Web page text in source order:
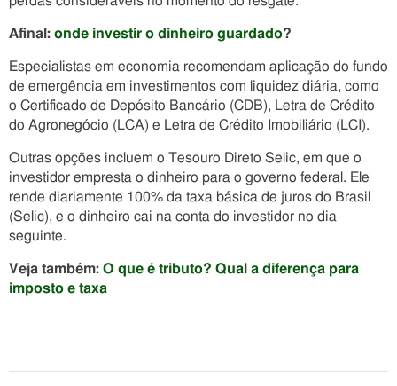
Afinal: onde investir o dinheiro guardado?
Especialistas em economia recomendam aplicação do fundo
de emergência em investimentos com liquidez diária, como
o Certificado de Depósito Bancário (CDB), Letra de Crédito
do Agronegócio (LCA) e Letra de Crédito Imobiliário (LCI).
Outras opções incluem o Tesouro Direto Selic, em que o
investidor empresta o dinheiro para o governo federal. Ele
rende diariamente 100% da taxa básica de juros do Brasil
(Selic), e o dinheiro cai na conta do investidor no dia
seguinte.
Veja também: O que é tributo? Qual a diferença para
imposto e taxa